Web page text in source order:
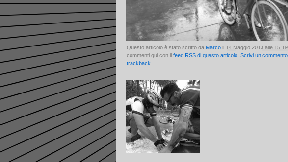
Questo articolo è stato scritto da Marco il 14 Maggio 2013 alle 15:19
commenti qui con il feed RSS di questo articolo Scrivi un commento
trackback